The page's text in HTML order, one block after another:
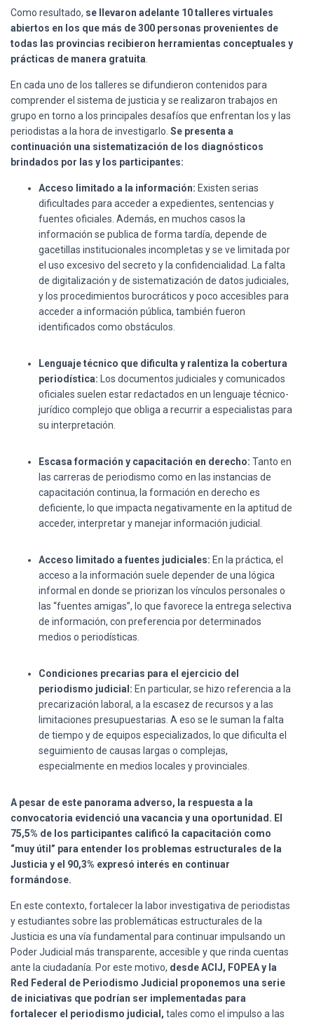
Como resultado, se llevaron adelante 10 talleres virtuales
abiertos en los que más de 300 personas provenientes de
todas las provincias recibieron herramientas conceptuales y
prácticas de manera gratuita
En cada uno de los talleres se difundieron contenidos para
comprender el sistema de justicia y se realizaron trabajos en
grupo en torno a los principales desafíos que enfrentan los y las
periodistas a la hora de investigarlo. Se presenta a
continuación una sistematización de los diagnósticos
brindados por las y los participantes:
Acceso limitado a la información: Existen serias
dificultades para acceder a expedientes, sentencias y
fuentes oficiales. Además, en muchos casos la
información se publica de forma tardía, depende de
gacetillas institucionales incompletas y se ve limitada por
el uso excesivo del secreto y la confidencialidad. La falta
de digitalización y de sistematización de datos judiciales,
y los procedimientos burocráticos y poco accesibles para
acceder a información pública, también fueron
identificados como obstáculos.
Lenguaje técnico que dificulta y ralentiza la cobertura
periodística: Los documentos judiciales y comunicados
oficiales suelen estar redactados en un lenguaje técnico-
jurídico complejo que obliga a recurrir a especialistas para
su interpretación.
Escasa formación y capacitación en derecho: Tanto en
las carreras de periodismo como en las instancias de
capacitación continua, la formación en derecho es
deficiente, lo que impacta negativamente en la aptitud de
acceder, interpretar y manejar información judicial.
Acceso limitado a fuentes judiciales: En la práctica, el
acceso a la información suele depender de una lógica
informal en donde se priorizan los vínculos personales o
las “fuentes amigas”, lo que favorece la entrega selectiva
de información, con preferencia por determinados
medios o periodísticas.
Condiciones precarias para el ejercicio del
periodismo judicial: En particular, se hizo referencia a la
precarización laboral, a la escasez de recursos y a las
limitaciones presupuestarias. A eso se le suman la falta
de tiempo y de equipos especializados, lo que dificulta el
seguimiento de causas largas o complejas,
especialmente en medios locales y provinciales.
A pesar de este panorama adverso, la respuesta a la
convocatoria evidenció una vacancia y una oportunidad. El
75,5% de los participantes calificó la capacitación como
“muy útil” para entender los problemas estructurales de la
Justicia y el 90,3% expresó interés en continuar
formándose.
En este contexto, fortalecer la labor investigativa de periodistas
y estudiantes sobre las problemáticas estructurales de la
Justicia es una vía fundamental para continuar impulsando un
Poder Judicial más transparente, accesible y que rinda cuentas
ante la ciudadanía. Por este motivo, desde ACIJ, FOPEA y la
Red Federal de Periodismo Judicial proponemos una serie
de iniciativas que podrían ser implementadas para
fortalecer el periodismo judicial, tales como el impulso a las